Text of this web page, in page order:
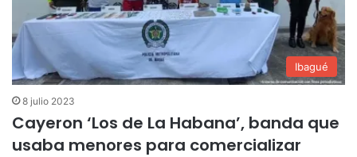
Ibagué
8 julio 2023
Cayeron ‘Los de La Habana’, banda que
usaba menores para comercializar